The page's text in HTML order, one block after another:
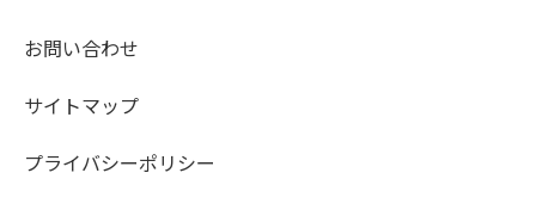
お問い合わせ
サイトマップ
プライバシーポリシー